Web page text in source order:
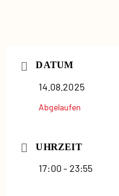
DATUM
14.08.2025
Abgelaufen
UHRZEIT
17:00 - 23:55